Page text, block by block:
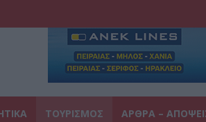
ΤΟΥΡΙΣΜΟΣ ΑΡΘΡΑ –